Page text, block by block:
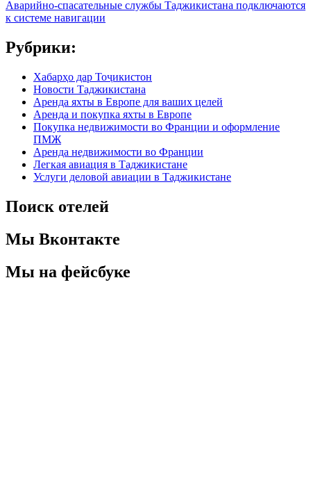
Аварийно-спасательные службы Таджикистана подключаются
к системе навигации
Рубрики:
Хабарҳо дар Тоҷикистон
Новости Таджикистана
Аренда яхты в Европе для ваших целей
Аренда и покупка яхты в Европе
Покупка недвижимости во Франции и оформление
ПМЖ
Аренда недвижимости во Франции
Легкая авиация в Таджикистане
Услуги деловой авиации в Таджикистане
Поиск отелей
Мы Вконтакте
Мы на фейсбуке